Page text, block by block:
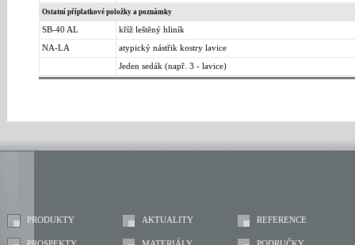
Ostatní příplatkové položky a poznámky
SB-40 AL kříž leštěný hliník
NA-LA atypický nástřik kostry lavice
Jeden sedák (např. 3 - lavice)
PRODUKTY AKTUALITY REFERENCE